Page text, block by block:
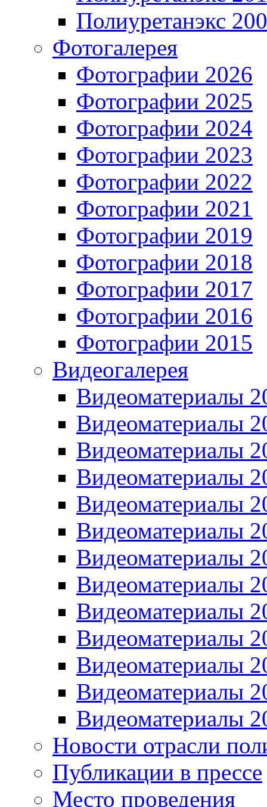
Полиуретанэкс
Фотогалерея
Фотографии 2026
Фотографии 2025
Фотографии 2024
Фотографии 2023
Фотографии 2022
Фотографии 2021
Фотографии 2019
Фотографии 2018
Фотографии 2017
Фотографии 2016
Фотографии 2015
Видеогалерея
Видеоматериалы
Видеоматериалы
Видеоматериалы
Видеоматериалы
Видеоматериалы
Видеоматериалы
Видеоматериалы
Видеоматериалы
Видеоматериалы
Видеоматериалы
Видеоматериалы
Видеоматериалы
Видеоматериалы
Новости отрасли
Публикации в прессе
Место проведения